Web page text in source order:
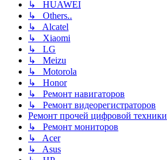
↳ HUAWEI
↳ Others..
↳ Alcatel
↳ Xiaomi
↳ LG
↳ Meizu
↳ Motorola
↳ Honor
↳ Ремонт навигаторов
↳ Ремонт видеорегистраторов
Ремонт прочей цифровой техники
↳ Ремонт мониторов
↳ Acer
↳ Asus